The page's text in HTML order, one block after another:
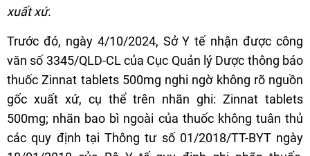
xuất xứ.
Trước đó, ngày 4/10/2024, Sở Y tế nhận được công
văn số 3345/QLD-CL của Cục Quản lý Dược thông báo
thuốc Zinnat tablets 500mg nghi ngờ không rõ nguồn
gốc xuất xứ, cụ thể trên nhãn ghi: Zinnat tablets
500mg; nhãn bao bì ngoài của thuốc không tuân thủ
các quy định tại Thông tư số 01/2018/TT-BYT ngày